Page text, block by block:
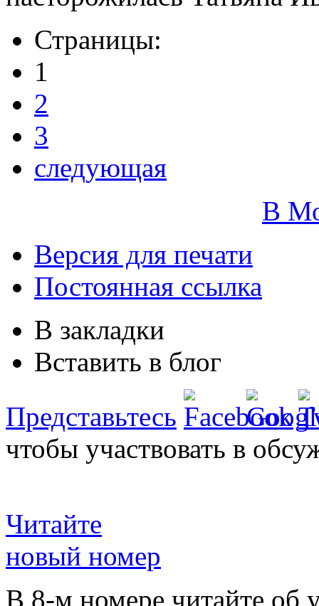
Страницы:
1
2
3
следующая
В
Версия для печати
Постоянная ссылка
В закладки
Вставить в блог
Представьтесь
чтобы участвовать в
Читайте
новый номер
В 8-м номере читайте об